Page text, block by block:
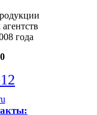
года